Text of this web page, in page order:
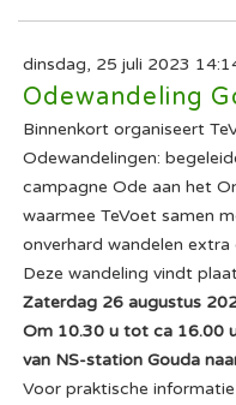
dinsdag, 25 juli 2023
Odewandeling
Binnenkort organiseert
Odewandelingen:
campagne Ode aan het
waarmee TeVoet samen
onverhard wandelen
Deze wandeling vindt
Zaterdag 26 augustus
Om 10.30 u tot ca 16.00
van NS-station Gouda
Voor praktische informatie